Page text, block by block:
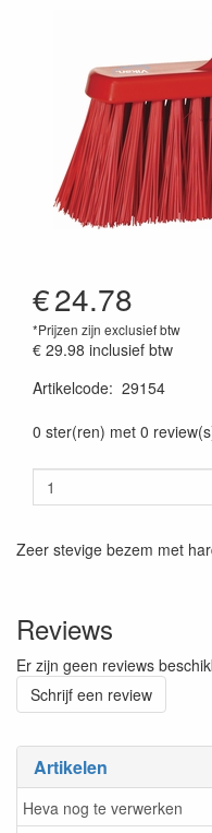
Artikelen
Heva nog te verwerken
€24.78
*Prijzen zijn exclusief btw
€ 29.98 inclusief btw
Artikelcode: 29154
0 ster(ren) met 0
Zeer stevige bezem met
Reviews
Er zijn geen reviews
Schrijf een review